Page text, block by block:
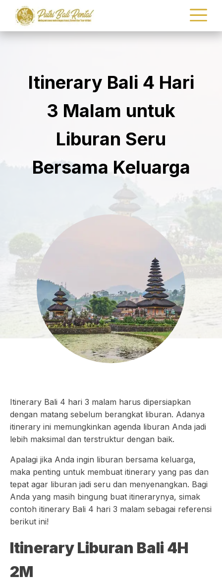
Itinerary Bali 4 Hari
3 Malam untuk
Liburan Seru
Bersama Keluarga
Itinerary Bali 4 hari 3 malam harus dipersiapkan
dengan matang sebelum berangkat liburan. Adanya
itinerary ini memungkinkan agenda liburan Anda jadi
lebih maksimal dan terstruktur dengan baik.
Apalagi jika Anda ingin liburan bersama keluarga,
maka penting untuk membuat itinerary yang pas dan
tepat agar liburan jadi seru dan menyenangkan. Bagi
Anda yang masih bingung buat itinerarynya, simak
contoh itinerary Bali 4 hari 3 malam sebagai referensi
berikut ini!
Itinerary Liburan Bali 4H
2M